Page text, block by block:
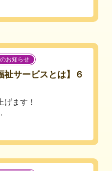
お知らせ
祉サービスとは】６
ます！